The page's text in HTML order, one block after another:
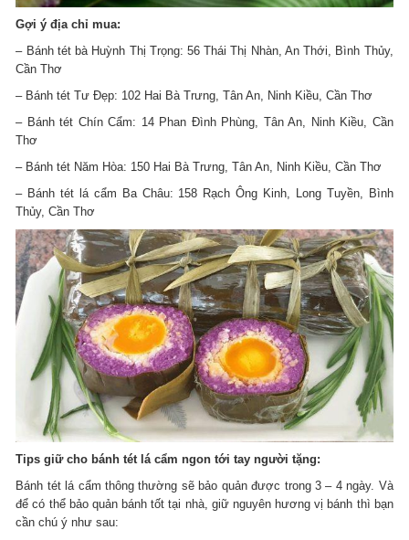
Gợi ý địa chỉ mua:
– Bánh tét bà Huỳnh Thị Trọng: 56 Thái Thị Nhàn, An Thới, Bình Thủy,
Cần Thơ
– Bánh tét Tư Đẹp: 102 Hai Bà Trưng, Tân An, Ninh Kiều, Cần Thơ
– Bánh tét Chín Cẩm: 14 Phan Đình Phùng, Tân An, Ninh Kiều, Cần
Thơ
– Bánh tét Năm Hòa: 150 Hai Bà Trưng, Tân An, Ninh Kiều, Cần Thơ
– Bánh tét lá cẩm Ba Châu: 158 Rạch Ông Kinh, Long Tuyền, Bình
Thủy, Cần Thơ
Tips giữ cho bánh tét lá cẩm ngon tới tay người tặng:
Bánh tét lá cẩm thông thường sẽ bảo quản được trong 3 – 4 ngày. Và
để có thể bảo quản bánh tốt tại nhà, giữ nguyên hương vị bánh thì bạn
cần chú ý như sau: